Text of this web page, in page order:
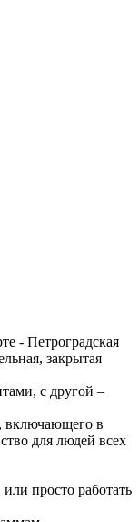
- Петроградская
закрытая
с другой –
включающего в
для людей всех
просто работать